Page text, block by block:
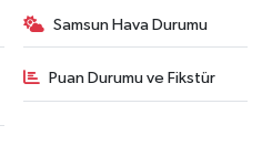
Samsun Hava Durumu
Puan Durumu ve Fikstür